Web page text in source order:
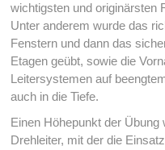
wichtigsten und originärsten
Unter anderem wurde das
Fenstern und dann das
Etagen geübt, sowie die
Leitersystemen auf
auch in die Tiefe.
Einen Höhepunkt der
Drehleiter, mit der die